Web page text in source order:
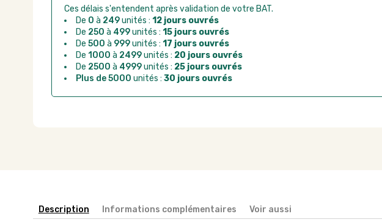
Virement bancaire :
règlement sur facture après la commande
Chorus Pro :règlement par mandat administratif après la commande
Ces délais s'entendent après validation de votre BAT.
De 0 à 249unités : 12 jours ouvrés
De 250 à 499unités : 15 jours ouvrés
De 500 à 999unités : 17 jours ouvrés
De 1000 à 2499unités : 20 jours ouvrés
De 2500 à 4999unités : 25 jours ouvrés
Plus de 5000 unités : 30 jours ouvrés
Description Informations complémentaires Voir aussi